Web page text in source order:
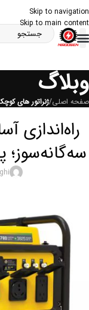
Skip to navigation
Skip to main content
وبلاگ
صفحه اصلی/ژنراتور های
راه‌اندازی
سه‌گانه‌سوز؛